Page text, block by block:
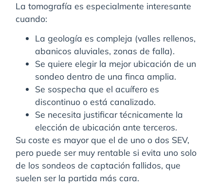
La tomografía es especialmente interesante
cuando:
La geología es compleja (valles rellenos,
abanicos aluviales, zonas de falla).
Se quiere elegir la mejor ubicación de un
sondeo dentro de una finca amplia.
Se sospecha que el acuífero es
discontinuo o está canalizado.
Se necesita justificar técnicamente la
elección de ubicación ante terceros.
Su coste es mayor que el de uno o dos SEV,
pero puede ser muy rentable si evita uno solo
de los sondeos de captación fallidos, que
suelen ser la partida más cara.